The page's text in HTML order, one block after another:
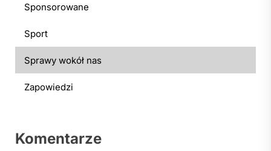
Sponsorowane
Sport
Sprawy wokół nas
Zapowiedzi
Komentarze